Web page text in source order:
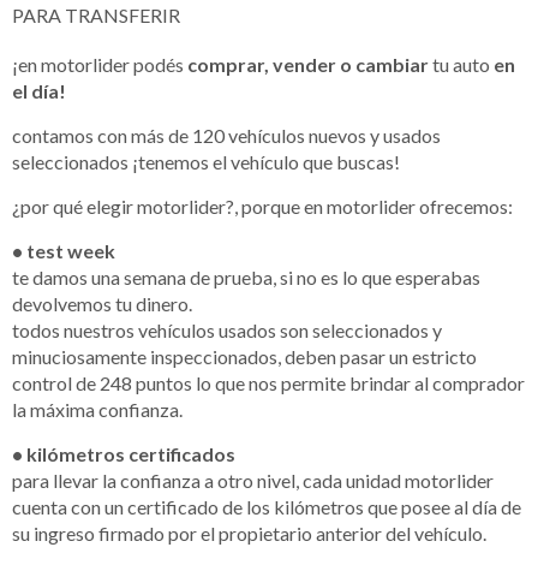
PARA TRANSFERIR
¡en motorlider podés comprar, vender o cambiartu auto en
el día!
contamos con más de 120 vehículos nuevos y usados
seleccionados ¡tenemos el vehículo que buscas!
¿por qué elegir motorlider?, porque en motorlider ofrecemos:
• test week
te damos una semana de prueba, si no es lo que esperabas
devolvemos tu dinero.
todos nuestros vehículos usados son seleccionados y
minuciosamente inspeccionados, deben pasar un estricto
control de 248 puntos lo que nos permite brindar al comprador
la máxima confianza.
• kilómetros certificados
para llevar la confianza a otro nivel, cada unidad motorlider
cuenta con un certificado de los kilómetros que posee al día de
su ingreso firmado por el propietario anterior del vehículo.